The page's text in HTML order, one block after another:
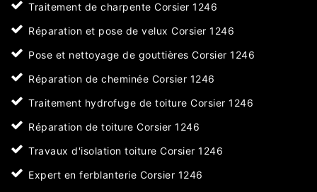
Traitement de charpente Corsier 1246
Réparation et pose de velux Corsier 1246
Pose et nettoyage de gouttières Corsier 1246
Réparation de cheminée Corsier 1246
Traitement hydrofuge de toiture Corsier 1246
Réparation de toiture Corsier 1246
Travaux d'isolation toiture Corsier 1246
Expert en ferblanterie Corsier 1246